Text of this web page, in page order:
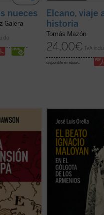
nueces
Galera
Elcano, viaje
historia
Tomás Mazón
24,00€ IVA
disponible en ebook:
y dudas
europeo y,
un texto
se publicó por
El beato Ignacio Maloyan,
Mardin (Turquía),
uno de los seis obispos
que fueron víctimas del
en las primeras décadas
libro descubre aquella
ficha)